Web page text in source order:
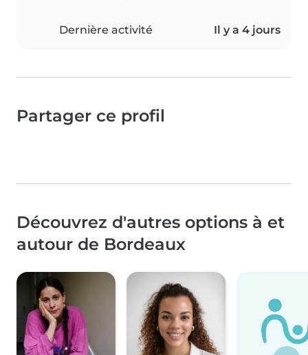
Dernière activité Il y a 4 jours
Partager ce profil
Découvrez d'autres options à et
autour de Bordeaux